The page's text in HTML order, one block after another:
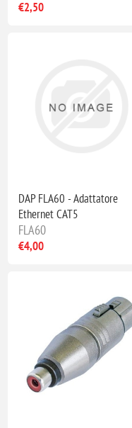
€2,50
DAP FLA60 - Adattatore
Ethernet CAT5
FLA60
€4,00